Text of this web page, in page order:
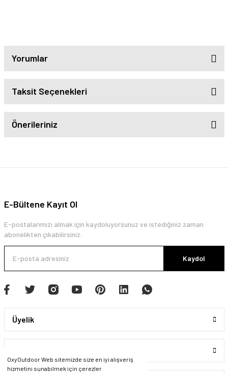
OxyOutdoor Web sitemizde size en iyi alışveriş
hizmetini sunabilmek için çerezler
Yorumlar
Taksit Seçenekleri
Önerileriniz
E-Bültene Kayıt Ol
E-postalarımızı almak için kaydoluyorsunuz ve istediğiniz zaman
abonelikten çıkabilirsiniz.
Kaydol
Üyelik